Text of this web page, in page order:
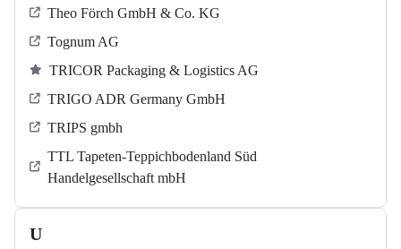
Theo Förch GmbH & Co. KG
Tognum AG
TRICOR Packaging & Logistics AG
TRIGO ADR Germany GmbH
TRIPS gmbh
TTL Tapeten-Teppichbodenland Süd
Handelgesellschaft mbH
U